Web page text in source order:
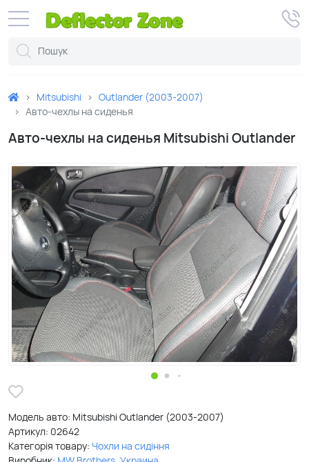
Mitsubishi
Outlander (2003-2007)
Авто-чехлы на сиденья
Авто-чехлы на сиденья Mitsubishi Outlander
Модель авто: Mitsubishi Outlander (2003-2007)
Артикул: 02642
Категорія товару: Чохли на сидіння